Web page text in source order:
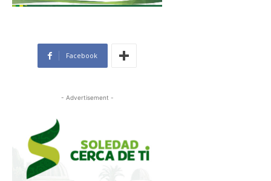
Facebook
- Advertisement -